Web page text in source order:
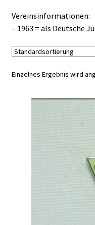
Vereinsinformationen:
– 1963 = als Deutsche
Einzelnes Ergebnis wird